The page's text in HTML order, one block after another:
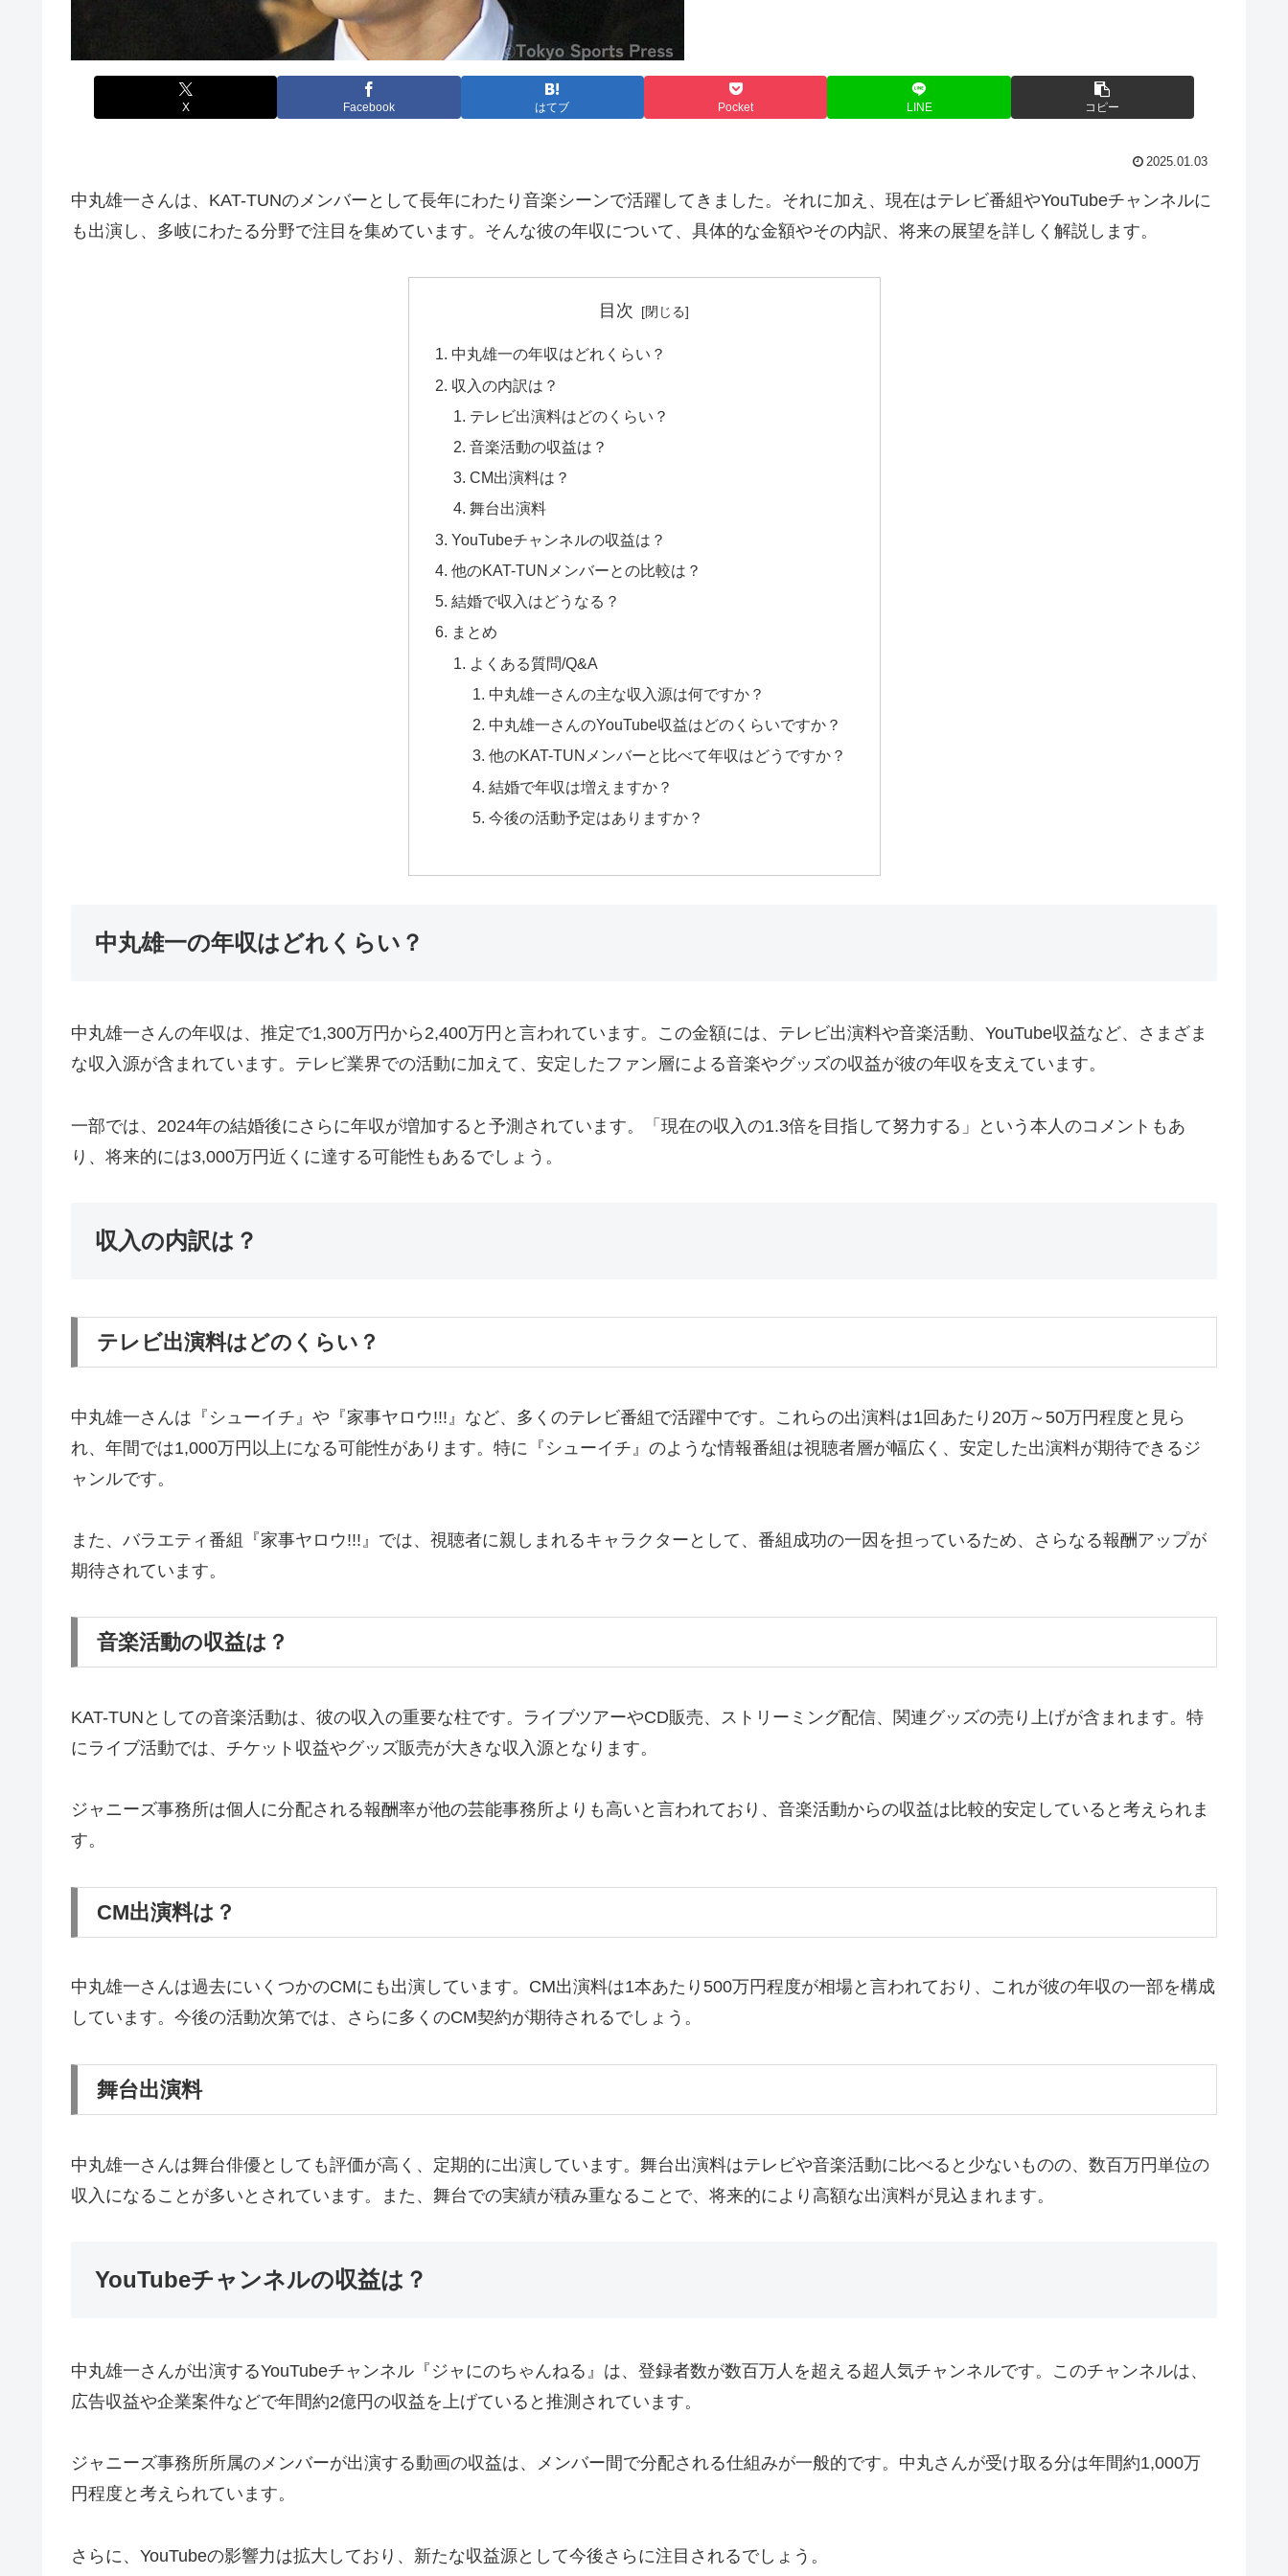
X Facebook はてブ Pocket LINE コピー
2025.01.03
中丸雄一さんは、KAT-TUNのメンバーとして長年にわたり音楽シーンで活躍してきました。それに加え、現在はテレビ番組やYouTubeチャンネルに
も出演し、多岐にわたる分野で注目を集めています。そんな彼の年収について、具体的な金額やその内訳、将来の展望を詳しく解説します。
目次
中丸雄一の年収はどれくらい？
収入の内訳は？
テレビ出演料はどのくらい？
音楽活動の収益は？
CM出演料は？
舞台出演料
YouTubeチャンネルの収益は？
他のKAT-TUNメンバーとの比較は？
結婚で収入はどうなる？
まとめ
よくある質問/Q&A
中丸雄一さんの主な収入源は何ですか？
中丸雄一さんのYouTube収益はどのくらいですか？
他のKAT-TUNメンバーと比べて年収はどうですか？
結婚で年収は増えますか？
今後の活動予定はありますか？
中丸雄一の年収はどれくらい？
中丸雄一さんの年収は、推定で1,300万円から2,400万円と言われています。この金額には、テレビ出演料や音楽活動、YouTube収益など、さまざま
な収入源が含まれています。テレビ業界での活動に加えて、安定したファン層による音楽やグッズの収益が彼の年収を支えています。
一部では、2024年の結婚後にさらに年収が増加すると予測されています。「現在の収入の1.3倍を目指して努力する」という本人のコメントもあ
り、将来的には3,000万円近くに達する可能性もあるでしょう。
収入の内訳は？
テレビ出演料はどのくらい？
中丸雄一さんは『シューイチ』や『家事ヤロウ!!!』など、多くのテレビ番組で活躍中です。これらの出演料は1回あたり20万～50万円程度と見ら
れ、年間では1,000万円以上になる可能性があります。特に『シューイチ』のような情報番組は視聴者層が幅広く、安定した出演料が期待できるジ
ャンルです。
また、バラエティ番組『家事ヤロウ!!!』では、視聴者に親しまれるキャラクターとして、番組成功の一因を担っているため、さらなる報酬アップが
期待されています。
音楽活動の収益は？
KAT-TUNとしての音楽活動は、彼の収入の重要な柱です。ライブツアーやCD販売、ストリーミング配信、関連グッズの売り上げが含まれます。特
にライブ活動では、チケット収益やグッズ販売が大きな収入源となります。
ジャニーズ事務所は個人に分配される報酬率が他の芸能事務所よりも高いと言われており、音楽活動からの収益は比較的安定していると考えられま
す。
CM出演料は？
中丸雄一さんは過去にいくつかのCMにも出演しています。CM出演料は1本あたり500万円程度が相場と言われており、これが彼の年収の一部を構成
しています。今後の活動次第では、さらに多くのCM契約が期待されるでしょう。
舞台出演料
中丸雄一さんは舞台俳優としても評価が高く、定期的に出演しています。舞台出演料はテレビや音楽活動に比べると少ないものの、数百万円単位の
収入になることが多いとされています。また、舞台での実績が積み重なることで、将来的により高額な出演料が見込まれます。
YouTubeチャンネルの収益は？
中丸雄一さんが出演するYouTubeチャンネル『ジャにのちゃんねる』は、登録者数が数百万人を超える超人気チャンネルです。このチャンネルは、
広告収益や企業案件などで年間約2億円の収益を上げていると推測されています。
ジャニーズ事務所所属のメンバーが出演する動画の収益は、メンバー間で分配される仕組みが一般的です。中丸さんが受け取る分は年間約1,000万
円程度と考えられています。
さらに、YouTubeの影響力は拡大しており、新たな収益源として今後さらに注目されるでしょう。